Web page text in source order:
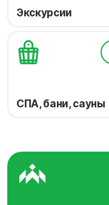
Экскурсии
СПА, бани, сауны